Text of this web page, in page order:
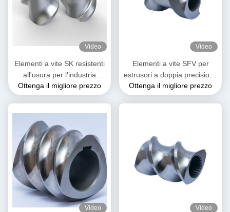
Video
Elementi a vite SK resistenti
all'usura per l'industria
plastica
Ottenga il migliore prezzo
Video
Elementi a vite SFV per
estrusori a doppia precisione
Elementi a vite per estrusori
in plastica
Ottenga il migliore prezzo
Video Video